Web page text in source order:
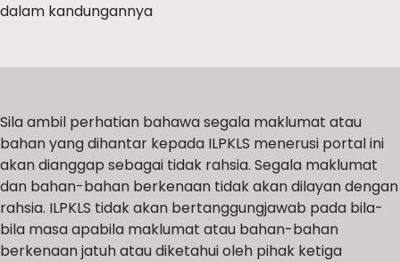
dalam kandungannya
Sila ambil perhatian bahawa segala maklumat atau
bahan yang dihantar kepada ILPKLS menerusi portal ini
akan dianggap sebagai tidak rahsia. Segala maklumat
dan bahan-bahan berkenaan tidak akan dilayan dengan
rahsia. ILPKLS tidak akan bertanggungjawab pada bila-
bila masa apabila maklumat atau bahan-bahan
berkenaan jatuh atau diketahui oleh pihak ketiga